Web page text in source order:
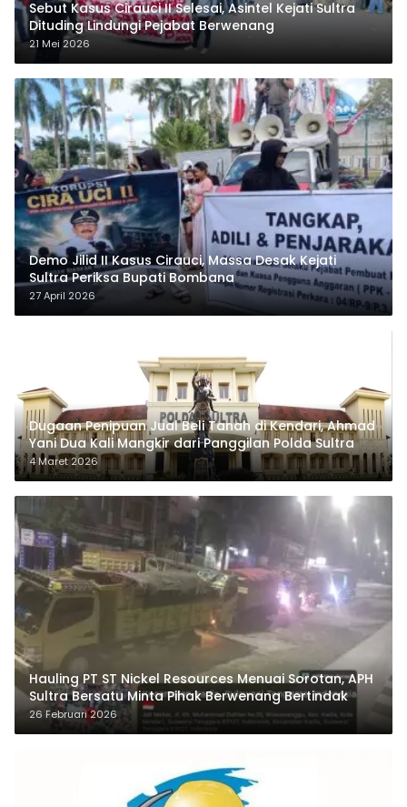
Sebut Kasus Cirauci II Selesai, Asintel Kejati Sultra
Dituding Lindungi Pejabat Berwenang
21 Mei 2026
Demo Jilid II Kasus Cirauci, Massa Desak Kejati
Sultra Periksa Bupati Bombana
27 April 2026
Dugaan Penipuan Jual Beli Tanah di Kendari, Ahmad
Yani Dua Kali Mangkir dari Panggilan Polda Sultra
4 Maret 2026
Hauling PT ST Nickel Resources Menuai Sorotan, APH
Sultra Bersatu Minta Pihak Berwenang Bertindak
26 Februari 2026